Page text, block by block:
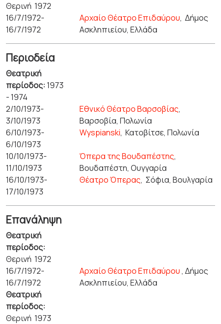
Θερινή 1972
16/7/1972-
16/7/1972
Αρχαίο Θέατρο Επιδαύρου,Δήμος
Ασκληπιείου, Ελλάδα
Περιοδεία
Θεατρική
περίοδος:1973
- 1974
2/10/1973-
3/10/1973
Εθνικό Θέατρο Βαρσοβίας,
Βαρσοβία, Πολωνία
6/10/1973-
6/10/1973
Wyspianski,Κατοβίτσε, Πολωνία
10/10/1973-
11/10/1973
Όπερα της Βουδαπέστης,
Βουδαπέστη, Ουγγαρία
16/10/1973-
17/10/1973
Θέατρο Όπερας, Σόφια, Βουλγαρία
Επανάληψη
Θεατρική
περίοδος:
Θερινή 1972
16/7/1972-
16/7/1972
Αρχαίο Θέατρο Επιδαύρου, Δήμος
Ασκληπιείου, Ελλάδα
Θεατρική
περίοδος:
Θερινή 1973